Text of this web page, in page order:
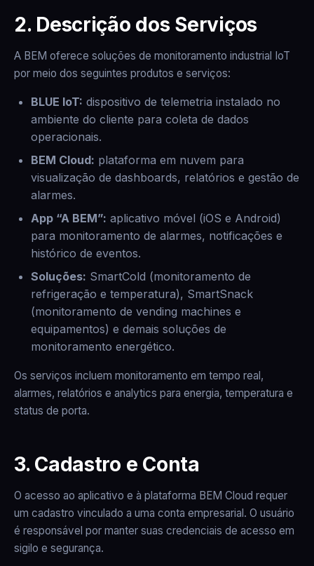
2. Descrição dos Serviços
A BEM oferece soluções de monitoramento industrial IoT
por meio dos seguintes produtos e serviços:
BLUE IoT: dispositivo de telemetria instalado no
ambiente do cliente para coleta de dados
operacionais.
BEM Cloud: plataforma em nuvem para
visualização de dashboards, relatórios e gestão de
alarmes.
App “A BEM”: aplicativo móvel (iOS e Android)
para monitoramento de alarmes, notificações e
histórico de eventos.
Soluções: SmartCold (monitoramento de
refrigeração e temperatura), SmartSnack
(monitoramento de vending machines e
equipamentos) e demais soluções de
monitoramento energético.
Os serviços incluem monitoramento em tempo real,
alarmes, relatórios e analytics para energia, temperatura e
status de porta.
3. Cadastro e Conta
O acesso ao aplicativo e à plataforma BEM Cloud requer
um cadastro vinculado a uma conta empresarial. O usuário
é responsável por manter suas credenciais de acesso em
sigilo e segurança.